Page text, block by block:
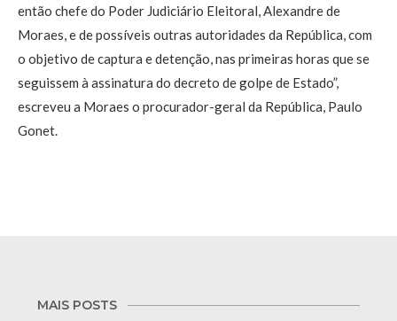
então chefe do Poder Judiciário Eleitoral, Alexandre de
Moraes, e de possíveis outras autoridades da República, com
o objetivo de captura e detenção, nas primeiras horas que se
seguissem à assinatura do decreto de golpe de Estado”,
escreveu a Moraes o procurador-geral da República, Paulo
Gonet.
MAIS POSTS